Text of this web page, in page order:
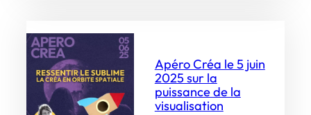
Apéro Créa le 5 juin
2025 sur la
puissance de la
visualisation